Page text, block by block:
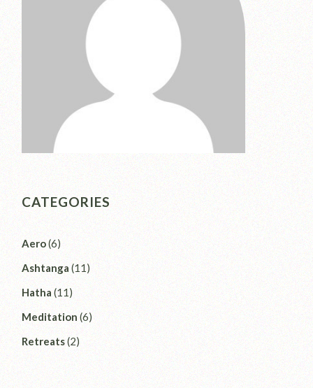
CATEGORIES
Aero(6)
Ashtanga (11)
Hatha (11)
Meditation (6)
Retreats(2)